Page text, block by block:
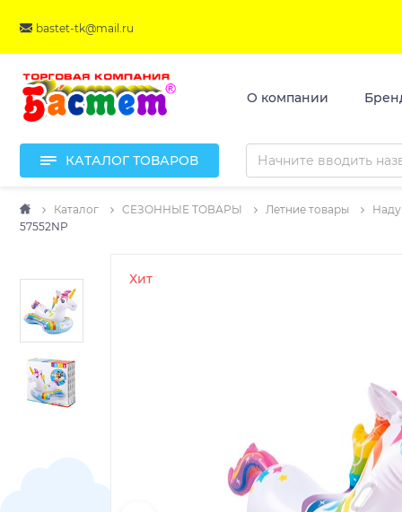
bastet-tk@mail.ru
О компании
КАТАЛОГ ТОВАРОВ
Каталог СЕЗОННЫЕ ТОВАРЫ Летние товары
57552NP
Хит